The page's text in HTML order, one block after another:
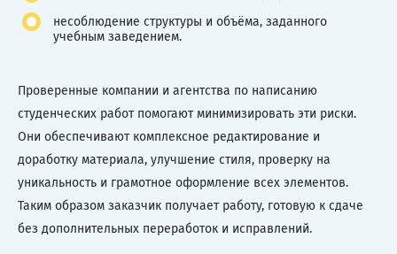
несоблюдение структуры и объёма, заданного
учебным заведением.
Проверенные компании и агентства по написанию
студенческих работ помогают минимизировать эти риски.
Они обеспечивают комплексное редактирование и
доработку материала, улучшение стиля, проверку на
уникальность и грамотное оформление всех элементов.
Таким образом заказчик получает работу, готовую к сдаче
без дополнительных переработок и исправлений.